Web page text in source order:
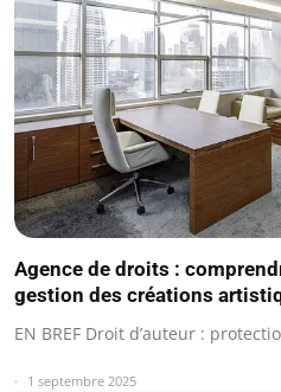
Agence de droits :
gestion des créations
EN BREF Droit d’auteur :
1 septembre 2025